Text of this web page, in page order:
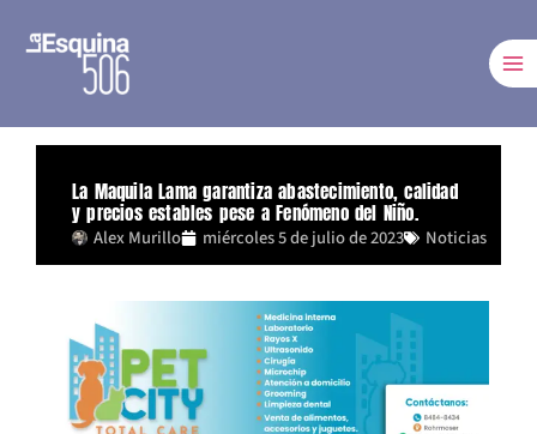
La Maquila Lama garantiza abastecimiento, calidad
y precios estables pese a Fenómeno del Niño.
Alex Murillo miércoles 5 de julio de 2023 Noticias